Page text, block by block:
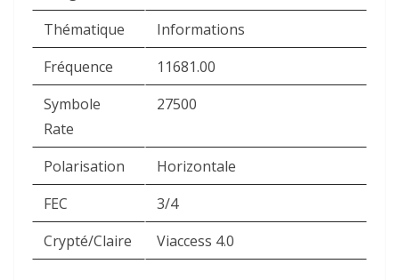
Thématique
Informations
Fréquence
11681.00
Symbole
Rate
27500
Polarisation
Horizontale
FEC
3/4
Crypté/Claire
Viaccess 4.0